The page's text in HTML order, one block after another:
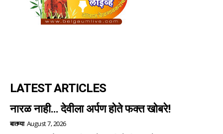
LATEST ARTICLES
नारळ नाही… देवीला अर्पण होते फक्त खोबरे!
बातम्या August 7, 2026